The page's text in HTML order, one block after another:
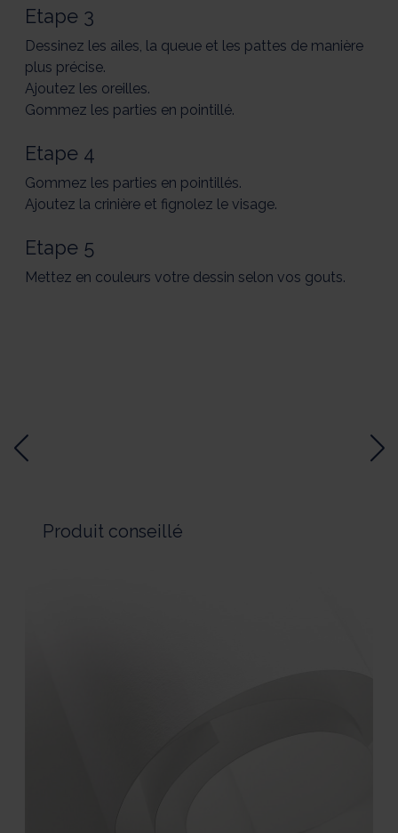
Etape 3
Dessinez les ailes, la queue et les pattes de manière
plus précise.
Ajoutez les oreilles.
Gommez les parties en pointillé.
Etape 4
Gommez les parties en pointillés.
Ajoutez la crinière et fignolez le visage.
Etape 5
Mettez en couleurs votre dessin selon vos gouts.
Produit conseillé